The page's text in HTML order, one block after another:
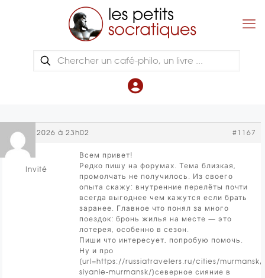
2 juillet 2026 à 23h02 #1167
Invité
Всем привет!
Редко пишу на форумах. Тема близкая,
промолчать не получилось. Из своего
опыта скажу: внутренние перелёты почти
всегда выгоднее чем кажутся если брать
заранее. Главное что понял за много
поездок: бронь жилья на месте — это
лотерея, особенно в сезон.
Пиши что интересует, попробую помочь.
Ну и про
[url=https://russiatravelers.ru/cities/
siyanie-murmansk/]северное сияние в